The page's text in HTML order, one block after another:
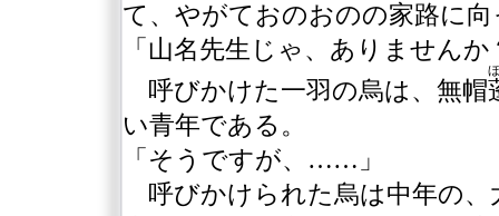
て、やがておのおのの家路に
「山名先生じゃ、ありませんか
呼びかけた一羽の烏は、無帽
い青年である。
「そうですが、……」
呼びかけられた烏は中年の、